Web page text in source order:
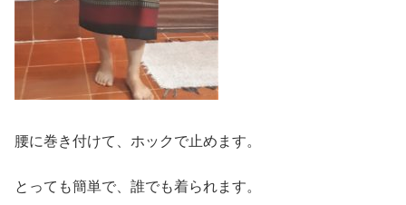
腰に巻き付けて、ホックで止めます。
とっても簡単で、誰でも着られます。